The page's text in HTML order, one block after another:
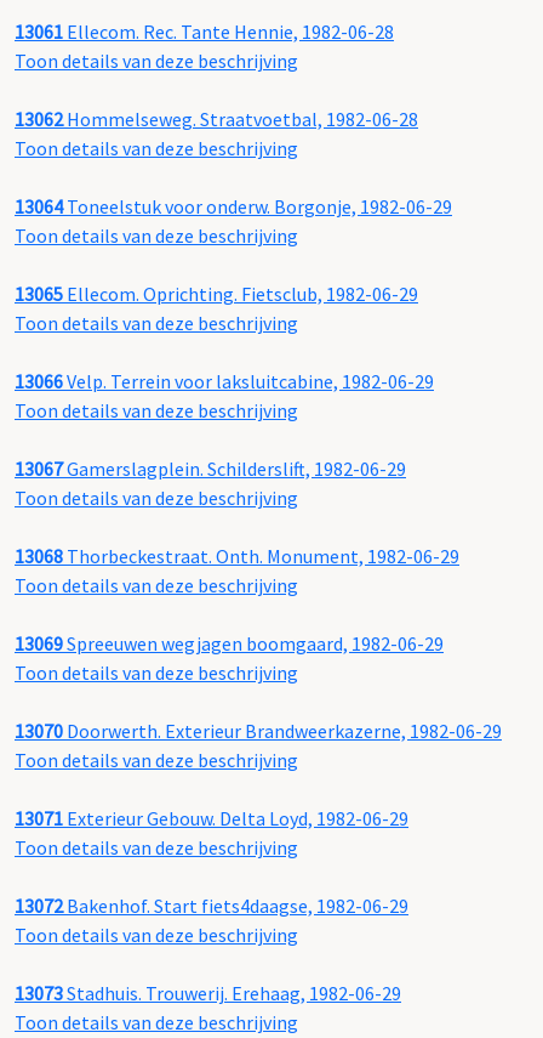
13061 Ellecom. Rec. Tante Hennie, 1982-06-28
Toon details van deze beschrijving
13062Hommelseweg. Straatvoetbal, 1982-06-28
Toon details van deze beschrijving
13064Toneelstuk voor onderw. Borgonje, 1982-06-29
Toon details van deze beschrijving
13065 Ellecom. Oprichting. Fietsclub, 1982-06-29
Toon details van deze beschrijving
13066Velp. Terrein voor laksluitcabine, 1982-06-29
Toon details van deze beschrijving
13067Gamerslagplein. Schilderslift, 1982-06-29
Toon details van deze beschrijving
13068 Thorbeckestraat. Onth. Monument, 1982-06-29
Toon details van deze beschrijving
13069Spreeuwen wegjagen boomgaard, 1982-06-29
Toon details van deze beschrijving
13070 Doorwerth. Exterieur Brandweerkazerne, 1982-06-29
Toon details van deze beschrijving
13071 Exterieur Gebouw. Delta Loyd, 1982-06-29
Toon details van deze beschrijving
13072Bakenhof. Start fiets4daagse, 1982-06-29
Toon details van deze beschrijving
13073Stadhuis. Trouwerij. Erehaag, 1982-06-29
Toon details van deze beschrijving